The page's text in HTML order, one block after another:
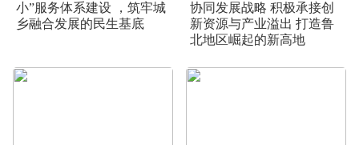
小”服务体系建设 ，筑牢城
乡融合发展的民生基底
协同发展战略 积极承接创
新资源与产业溢出 打造鲁
北地区崛起的新高地